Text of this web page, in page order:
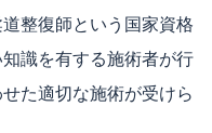
整復師という国家資格
識を有する施術者が行
た適切な施術が受けら